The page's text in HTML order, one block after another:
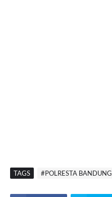
TAGS #POLRESTA BANDUNG